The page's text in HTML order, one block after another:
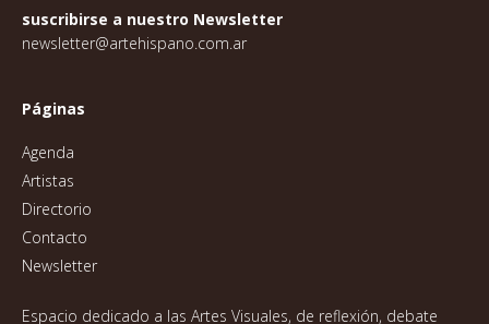
suscribirse a nuestro Newsletter
newsletter@artehispano.com.ar
Páginas
Agenda
Artistas
Directorio
Contacto
Newsletter
Espacio dedicado a las Artes Visuales, de reflexión, debate